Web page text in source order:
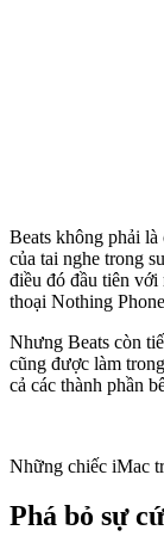
Beats không phải
của tai nghe trong
điều đó đầu tiên với
thoại Nothing
Nhưng Beats còn
cũng được làm
cả các thành phần
Những chiếc iMac
Phá bỏ sự